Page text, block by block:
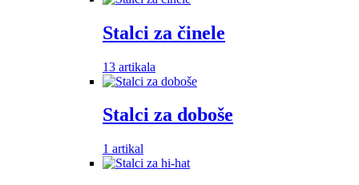
Stalci za činele
13 artikala
Stalci za doboše
1 artikal